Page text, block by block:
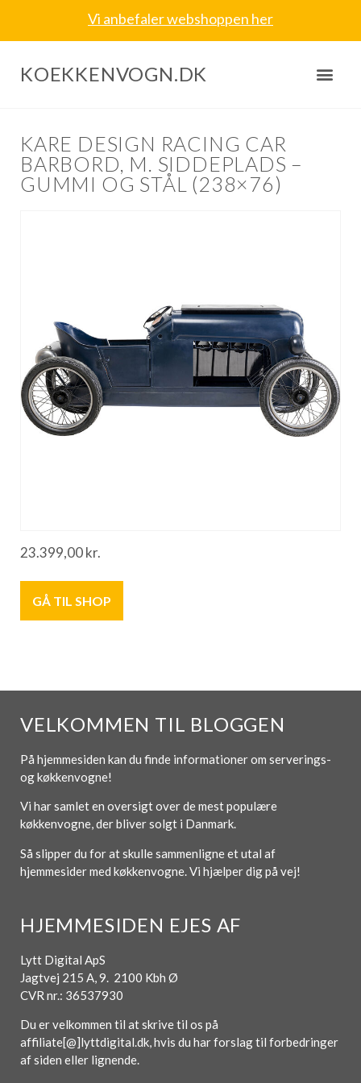
Vi anbefaler webshoppen her
KOEKKENVOGN.DK
KARE DESIGN RACING CAR
BARBORD, M. SIDDEPLADS –
GUMMI OG STÅL (238×76)
23.399,00kr.
GÅ TIL SHOP
VELKOMMEN TIL BLOGGEN
På hjemmesiden kan du finde informationer om serverings-
og køkkenvogne!
Vi har samlet en oversigt over de mest populære
køkkenvogne, der bliver solgt i Danmark.
Så slipper du for at skulle sammenligne et utal af
hjemmesider med køkkenvogne. Vi hjælper dig på vej!
HJEMMESIDEN EJES AF
Lytt Digital ApS
Jagtvej 215 A, 9. 2100 Kbh Ø
CVR nr.: 36537930
Du er velkommen til at skrive til os på
affiliate[@]lyttdigital.dk, hvis du har forslag til forbedringer
af siden eller lignende.